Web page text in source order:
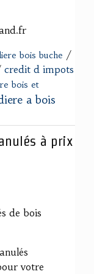
bois buche /
credit d impots
bois et
a bois
à prix
de bois
votre